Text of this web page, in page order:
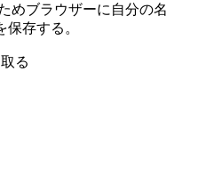
めブラウザーに自分の名
存する。
る